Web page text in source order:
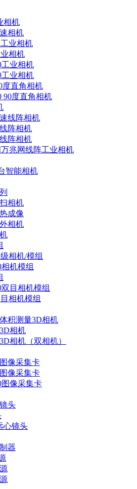
相机
相机
业相机
相机
工业相机
工业相机
度直角相机
90度直角相机
线阵相机
阵相机
阵相机
万兆网线阵工业相机
智能相机
相机
成像
相机
相机/模组
机模组
双目相机模组
相机模组
积测量3D相机
相机
相机（双相机）
像采集卡
像采集卡
图像采集卡
头
心镜头
器